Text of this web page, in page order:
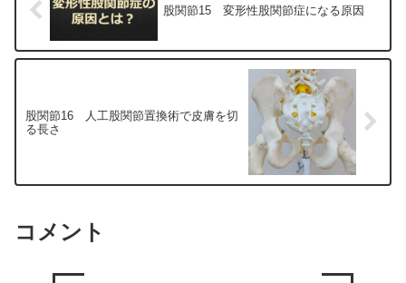
股関節15 変形性股関節症になる原因
股関節16 人工股関節置換術で皮膚を切
る長さ
コメント